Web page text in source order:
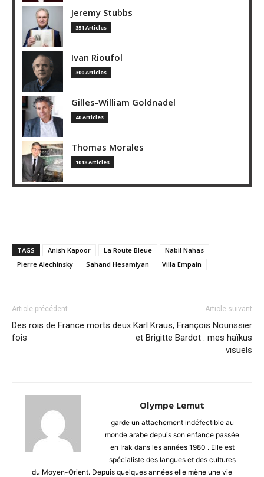
Jeremy Stubbs
351 Articles
Ivan Rioufol
300 Articles
Gilles-William Goldnadel
40 Articles
Thomas Morales
1018 Articles
TAGS Anish Kapoor La Route Bleue
Nabil Nahas
Pierre Alechinsky
Sahand Hesamiyan Villa Empain
Article précédent
Des rois de France morts deux
fois
Article suivant
Karl Kraus, François Nourissier
et Brigitte Bardot : mes haïkus
visuels
Olympe Lemut
garde un attachement indéfectible au
monde arabe depuis son enfance passée
en Irak dans les années 1980 . Elle est
spécialiste des langues et des cultures
du Moyen-Orient. Depuis quelques années elle mène une vie